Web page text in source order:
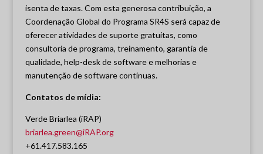
isenta de taxas. Com esta generosa contribuição, a
Coordenação Global do Programa SR4S será capaz de
oferecer atividades de suporte gratuitas, como
consultoria de programa, treinamento, garantia de
qualidade, help-desk de software e melhorias e
manutenção de software contínuas.
Contatos de mídia:
Verde Briarlea (iRAP)
briarlea.green@iRAP.org
+61.417.583.165